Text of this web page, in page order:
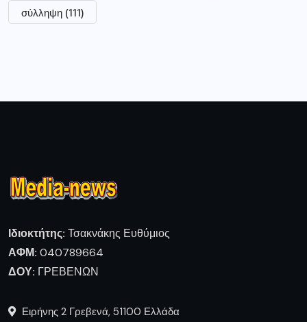
σύλληψη (111)
Ιδιοκτήτης: Τσακνάκης Ευθύμιος
ΑΦΜ: 040789664
ΔΟΥ: ΓΡΕΒΕΝΩΝ
Ειρήνης 2 Γρεβενά, 51100 Ελλάδα